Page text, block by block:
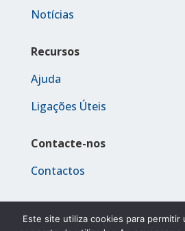
Notícias
Recursos
Ajuda
Ligações Úteis
Contacte-nos
Contactos
Este site utiliza cookies para permitir